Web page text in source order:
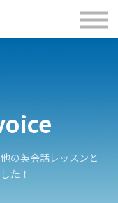
の英会話レッスンと
た！